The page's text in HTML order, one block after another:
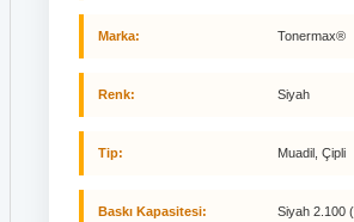
Marka: Tonermax®
Renk: Siyah
Tip: Muadil, Çipli
Baskı Kapasitesi:
Siyah 2.100